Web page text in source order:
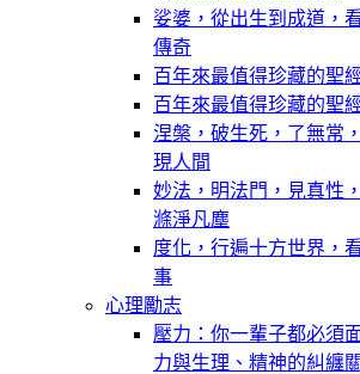
娑婆，從出生到成道，
傳奇
百年來最值得珍藏的聖
百年來最值得珍藏的聖
涅槃，破生死，了無常
現人間
妙法，明法門，見真性
滌淨凡塵
度化，行遍十方世界，
事
心理勵志
壓力：你一輩子都必須
力與生理、精神的糾纏